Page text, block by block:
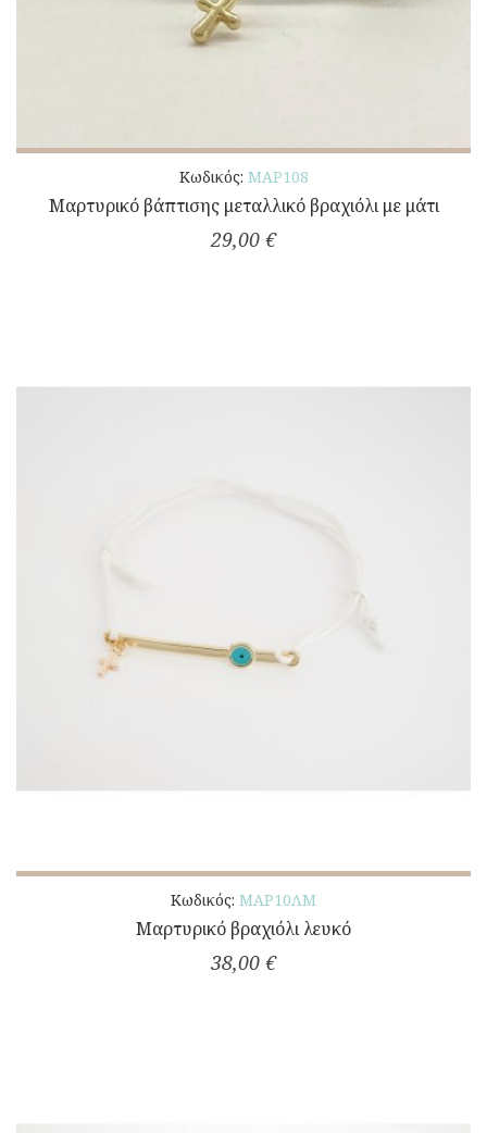
Κωδικός: ΜΑΡ108
Μαρτυρικό βάπτισης μεταλλικό βραχιόλι με μάτι
29,00 €
Κωδικός: ΜΑΡ10ΛΜ
Μαρτυρικό βραχιόλι λευκό
38,00 €